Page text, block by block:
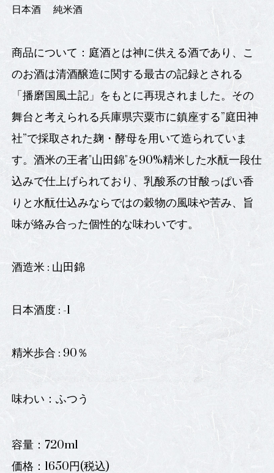
日本酒 純米酒
商品について：庭酒とは神に供える酒であり、こ
のお酒は清酒醸造に関する最古の記録とされる
「播磨国風土記」をもとに再現されました。その
舞台と考えられる兵庫県宍粟市に鎮座する”庭田神
社”で採取された麹・酵母を用いて造られていま
す。酒米の王者"山田錦"を90%精米した水酛一段仕
込みで仕上げられており、乳酸系の甘酸っぱい香
りと水酛仕込みならではの穀物の風味や苦み、旨
味が絡み合った個性的な味わいです。
酒造米 : 山田錦
日本酒度 : -1
精米歩合 : 90％
味わい：ふつう
容量：720ml
価格：1650円(税込)